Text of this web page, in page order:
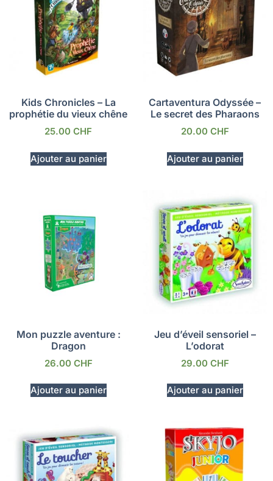
Kids Chronicles – La
prophétie du vieux chêne
25.00 CHF
Ajouter au panier
Cartaventura Odyssée –
Le secret des Pharaons
20.00 CHF
Ajouter au panier
Mon puzzle aventure :
Dragon
26.00 CHF
Ajouter au panier
Jeu d’éveil sensoriel –
L’odorat
29.00 CHF
Ajouter au panier